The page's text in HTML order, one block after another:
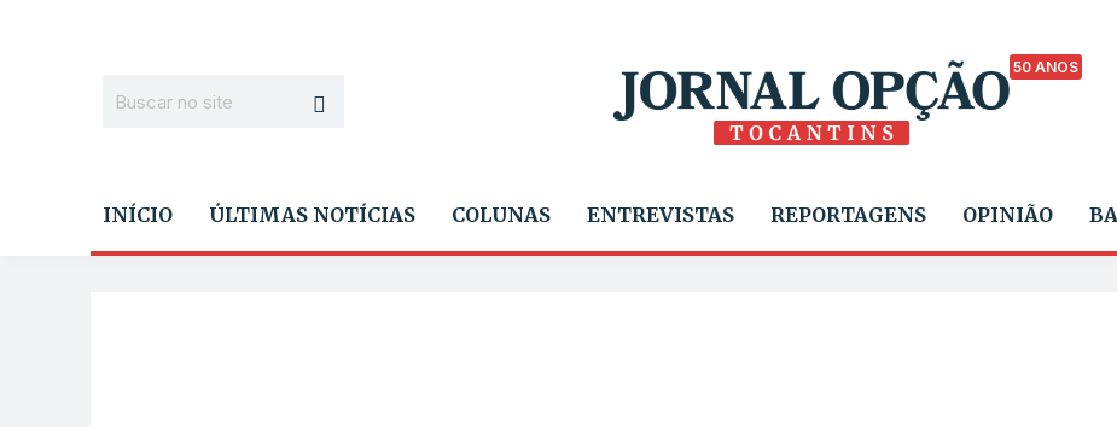
50 ANOS
INÍCIO ÚLTIMAS NOTÍCIAS COLUNAS ENTREVISTAS REPORTAGENS OPINIÃO